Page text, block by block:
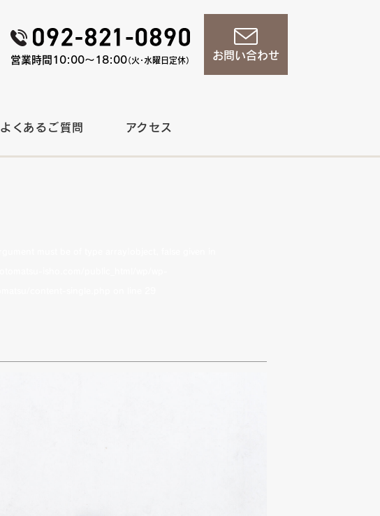
お問い合わせ
営業時間10:00〜18:00（火・水曜日定休）
よくあるご質問 アクセス